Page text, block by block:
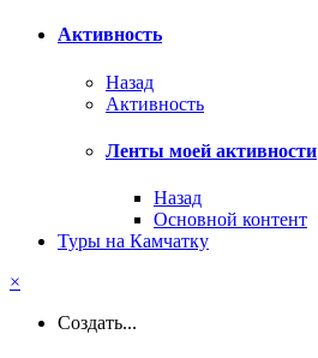
Активность
Назад
Активность
Ленты моей активности
Назад
Основной контент
Туры на Камчатку
×
Создать...